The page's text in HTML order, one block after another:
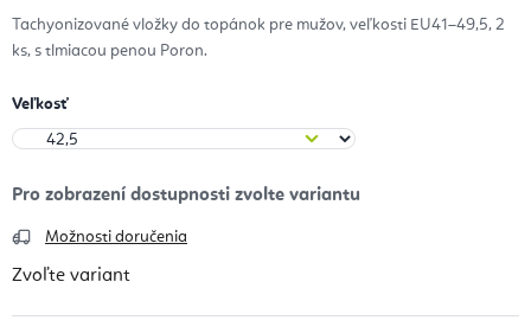
Tachyonizované vložky do topánok pre mužov, veľkosti EU41–49,5, 2
ks, s tlmiacou penou Poron.
Veľkosť
Možnosti doručenia
Zvoľte variant